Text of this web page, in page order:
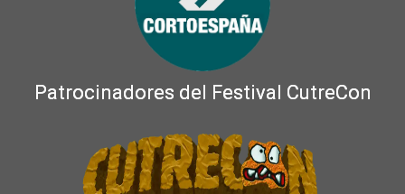
Patrocinadores del Festival CutreCon